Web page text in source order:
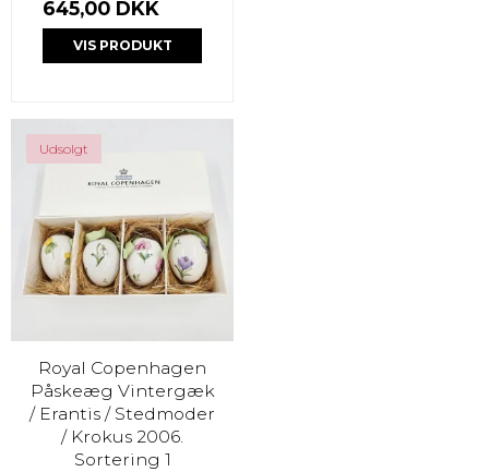
645,00 DKK
VIS PRODUKT
Udsolgt
Royal Copenhagen
Påskeæg Vintergæk
/ Erantis / Stedmoder
/ Krokus 2006.
Sortering 1